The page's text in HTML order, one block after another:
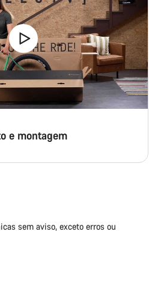
e montagem
sem aviso, exceto erros ou